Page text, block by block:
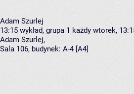
Adam Szurlej
13:15 wykład, grupa 1 każdy wtorek,
Adam Szurlej,
Sala 106, budynek: A-4 [A4]